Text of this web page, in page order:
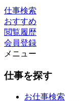
仕事検索
おすすめ
閲覧履歴
会員登録
メニュー
仕事を探す
お仕事検索